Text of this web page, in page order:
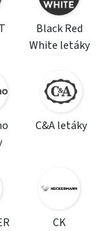
Black Red
White letáky
C&A letáky
CK